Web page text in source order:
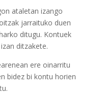
ataletan izango
jarraituko duen
ditugu. Kontuek
ditzakete.
ere oinarritu
bidez bi kontu horien